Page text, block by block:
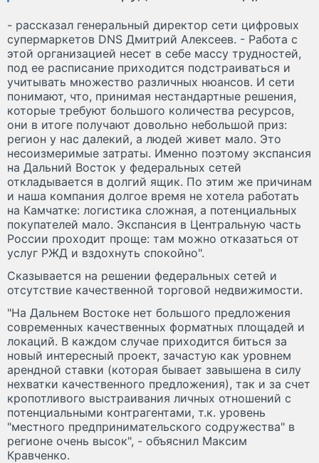
- рассказал генеральный директор сети цифровых
супермаркетов DNS Дмитрий Алексеев. - Работа с
этой организацией несет в себе массу трудностей,
под ее расписание приходится подстраиваться и
учитывать множество различных нюансов. И сети
понимают, что, принимая нестандартные решения,
которые требуют большого количества ресурсов,
они в итоге получают довольно небольшой приз:
регион у нас далекий, а людей живет мало. Это
несоизмеримые затраты. Именно поэтому экспансия
на Дальний Восток у федеральных сетей
откладывается в долгий ящик. По этим же причинам
и наша компания долгое время не хотела работать
на Камчатке: логистика сложная, а потенциальных
покупателей мало. Экспансия в Центральную часть
России проходит проще: там можно отказаться от
услуг РЖД и вздохнуть спокойно".
Сказывается на решении федеральных сетей и
отсутствие качественной торговой недвижимости.
"На Дальнем Востоке нет большого предложения
современных качественных форматных площадей и
локаций. В каждом случае приходится биться за
новый интересный проект, зачастую как уровнем
арендной ставки (которая бывает завышена в силу
нехватки качественного предложения), так и за счет
кропотливого выстраивания личных отношений с
потенциальными контрагентами, т.к. уровень
"местного предпринимательского содружества" в
регионе очень высок", - объяснил Максим
Кравченко.